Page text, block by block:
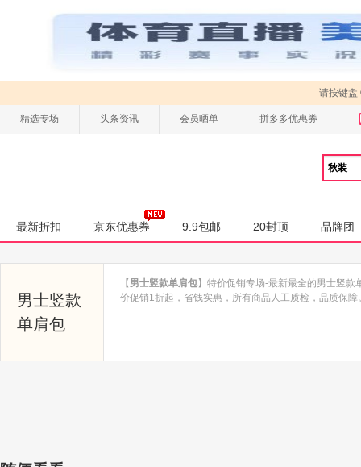
请按键盘
精选专场 头条资讯 会员晒单 拼多多优惠券
最新折扣 京东优惠券 9.9包邮 20封顶 品牌团
男士竖款
单肩包
【 男士竖款单肩包】特价促销专场-最新最全的男士竖
价促销1折起，省钱实惠，所有商品人工质检，品质保